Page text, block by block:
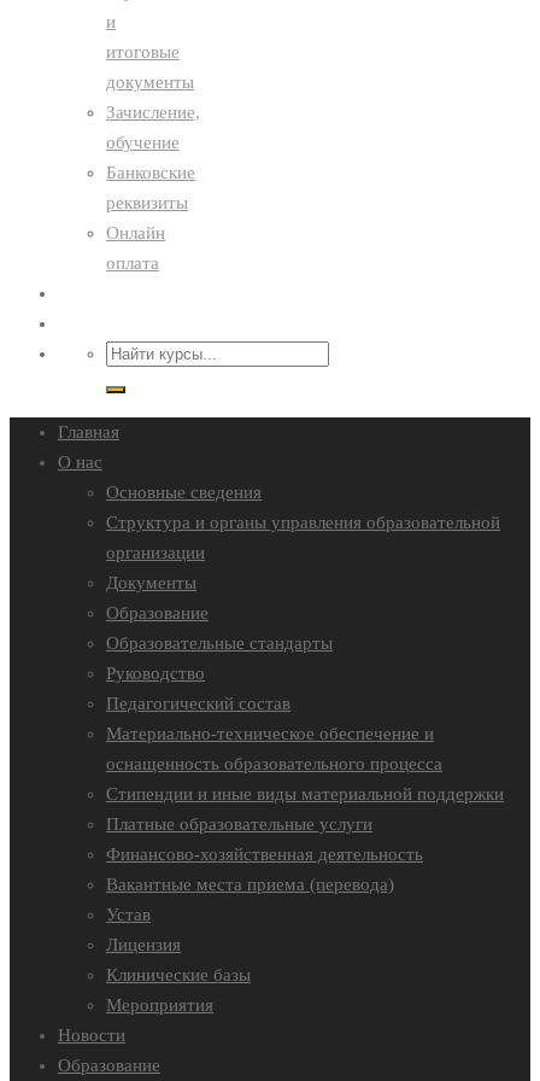
и
итоговые
документы
Зачисление,
обучение
Банковские
реквизиты
Онлайн
оплата
Главная
О нас
Основные сведения
Структура и органы управления образовательной
организации
Документы
Образование
Образовательные стандарты
Руководство
Педагогический состав
Материально-техническое обеспечение и
оснащенность образовательного процесса
Стипендии и иные виды материальной поддержки
Платные образовательные услуги
Финансово-хозяйственная деятельность
Вакантные места приема (перевода)
Устав
Лицензия
Клинические базы
Мероприятия
Новости
Образование